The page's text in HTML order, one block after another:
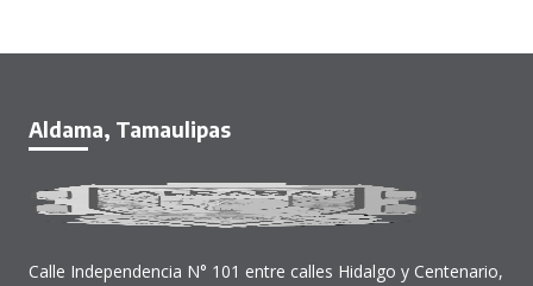
Aldama, Tamaulipas
Calle Independencia N° 101 entre calles Hidalgo y Centenario,